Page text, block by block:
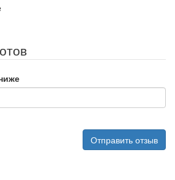
Отправить отзыв